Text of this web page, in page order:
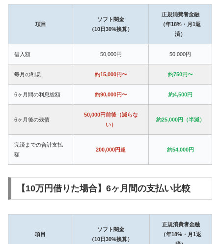
項目
ソフト闇金
（10日30%換算）
正規消費者金融
（年18%・月1返
済）
借入額 50,000円 50,000円
毎月の利息 約15,000円〜 約750円〜
6ヶ月間の利息総額 約90,000円〜 約4,500円
6ヶ月後の残債
50,000円前後（減らな
い）
約25,000円（半減）
完済までの合計支払
額
200,000円超 約54,000円
【10万円借りた場合】6ヶ月間の支払い比較
項目
ソフト闇金
（10日30%換算）
正規消費者金融
（年18%・月1返